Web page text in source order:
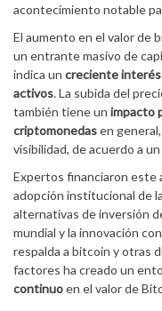
acontecimiento notable
El aumento en el valor de
un entrante masivo de
indica un creciente interés
activos. La subida del
también tiene un impacto
criptomonedasen
visibilidad, de acuerdo a
Expertos financiaron este
adopción institucional de
alternativas de inversión
mundial y la innovación
respalda a bitcoin y otras
factores ha creado un
continuoen el valor de